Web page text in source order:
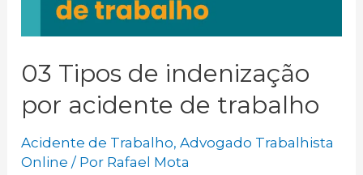
03 Tipos de indenização
por acidente de trabalho
Acidente de Trabalho,Advogado Trabalhista
Online / Por Rafael Mota